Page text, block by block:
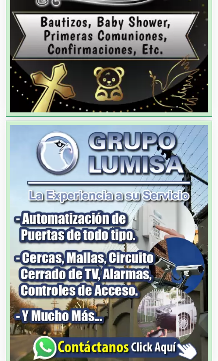
Alquiler de Equipos para Fiestas
Alquiler de Sillas y Mesas
Alquiler de Trajes de Etiqueta
Alta Costura
Aluminio
Ambulancias
Análisis Clínicos
Análisis de Aguas
Animadores de Eventos
Aparatos y Equipos Eléctricos